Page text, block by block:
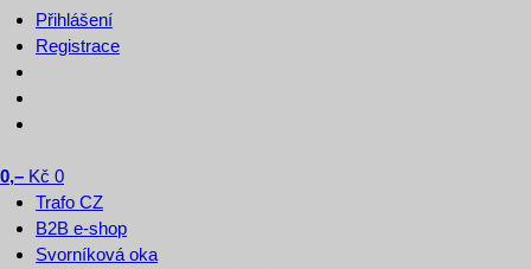
Přihlášení
Registrace
0,– Kč 0
Trafo CZ
B2B e-shop
Svorníková oka